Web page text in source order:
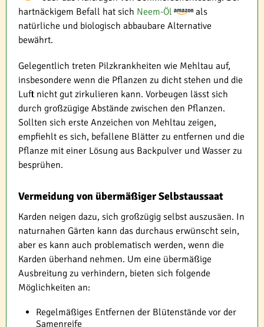
hartnäckigem Befall hat sich Neem-Öl
als
natürliche und biologisch abbaubare Alternative
bewährt.
Gelegentlich treten Pilzkrankheiten wie Mehltau auf,
insbesondere wenn die Pflanzen zu dicht stehen und die
Luft nicht gut zirkulieren kann. Vorbeugen lässt sich
durch großzügige Abstände zwischen den Pflanzen.
Sollten sich erste Anzeichen von Mehltau zeigen,
empfiehlt es sich, befallene Blätter zu entfernen und die
Pflanze mit einer Lösung aus Backpulver und Wasser zu
besprühen.
Vermeidung von übermäßiger Selbstaussaat
Karden neigen dazu, sich großzügig selbst auszusäen. In
naturnahen Gärten kann das durchaus erwünscht sein,
aber es kann auch problematisch werden, wenn die
Karden überhand nehmen. Um eine übermäßige
Ausbreitung zu verhindern, bieten sich folgende
Möglichkeiten an:
Regelmäßiges Entfernen der Blütenstände vor der
Samenreife